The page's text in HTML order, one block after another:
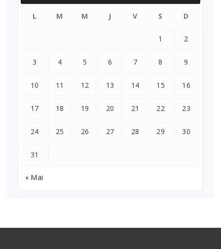
L M M J V S D
1 2
3 4 5 6 7 8 9
10 11 12 13 14 15 16
17 18 19 20 21 22 23
24 25 26 27 28 29 30
31
« Mai